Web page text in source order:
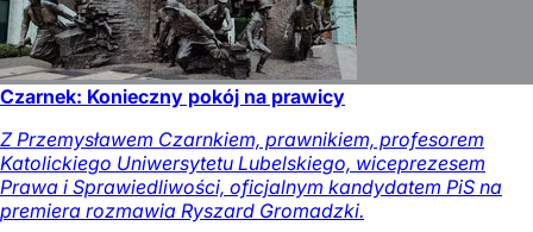
Czarnek: Konieczny pokój na prawicy
Z Przemysławem Czarnkiem, prawnikiem, profesorem
Katolickiego Uniwersytetu Lubelskiego, wiceprezesem
Prawa i Sprawiedliwości, oficjalnym kandydatem PiS na
premiera rozmawia Ryszard Gromadzki.